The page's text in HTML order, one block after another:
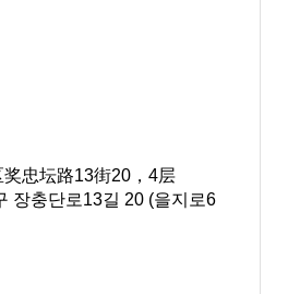
忠坛路13街20，4层
장충단로13길 20 (을지로6